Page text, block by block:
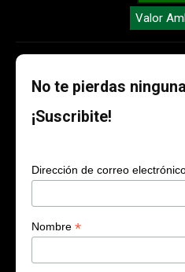
Valor
No te pierdas
¡Suscribite!
Dirección de correo
Nombre *